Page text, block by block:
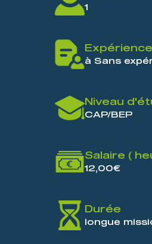
1
Expérience
à Sans
Niveau
CAP/BEP
Salaire (
12,00€
Durée
longue